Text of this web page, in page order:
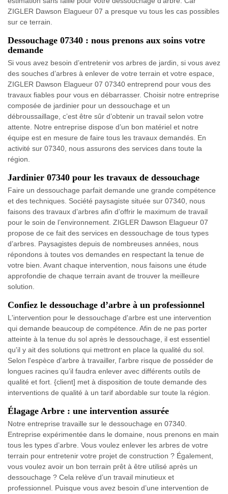
ZIGLER Dawson Elagueur 07 a presque vu tous les cas possibles
sur ce terrain.
Dessouchage 07340 : nous prenons aux soins votre
demande
Si vous avez besoin d’entretenir vos arbres de jardin, si vous avez
des souches d’arbres à enlever de votre terrain et votre espace,
ZIGLER Dawson Elagueur 07 07340 entreprend pour vous des
travaux fiables pour vous en débarrasser. Choisir notre entreprise
composée de jardinier pour un dessouchage et un
débroussaillage, c’est être sûr d’obtenir un travail selon votre
attente. Notre entreprise dispose d’un bon matériel et notre
équipe est en mesure de faire tous les travaux demandés. En
activité sur 07340, nous assurons des services dans toute la
région.
Jardinier 07340 pour les travaux de dessouchage
Faire un dessouchage parfait demande une grande compétence
et des techniques. Société paysagiste située sur 07340, nous
faisons des travaux d’arbres afin d’offrir le maximum de travail
pour le soin de l’environnement. ZIGLER Dawson Elagueur 07
propose de ce fait des services en dessouchage de tous types
d’arbres. Paysagistes depuis de nombreuses années, nous
répondons à toutes vos demandes en respectant la tenue de
votre bien. Avant chaque intervention, nous faisons une étude
approfondie de chaque terrain avant de trouver la meilleure
solution.
Confiez le dessouchage d’arbre à un professionnel
L'intervention pour le dessouchage d'arbre est une intervention
qui demande beaucoup de compétence. Afin de ne pas porter
atteinte à la tenue du sol après le dessouchage, il est essentiel
qu'il y ait des solutions qui mettront en place la qualité du sol.
Selon l'espèce d'arbre à travailler, l'arbre risque de posséder de
longues racines qu’il faudra enlever avec différents outils de
qualité et fort. {client] met à disposition de toute demande des
interventions de qualité à un tarif abordable sur toute la région.
Élagage Arbre : une intervention assurée
Notre entreprise travaille sur le dessouchage en 07340.
Entreprise expérimentée dans le domaine, nous prenons en main
tous les types d’arbre. Vous voulez enlever les arbres de votre
terrain pour entretenir votre projet de construction ? Également,
vous voulez avoir un bon terrain prêt à être utilisé après un
dessouchage ? Cela relève d’un travail minutieux et
professionnel. Puisque vous avez besoin d’une intervention de